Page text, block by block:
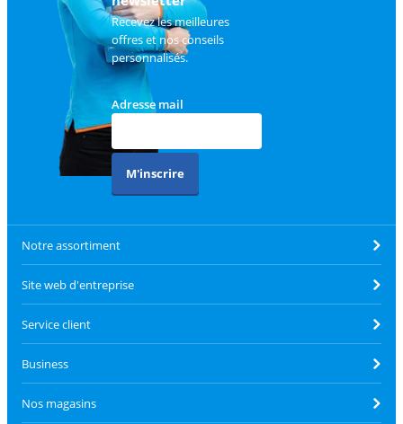
Recevez les meilleures
offres et nos conseils
personnalisés.
Adresse mail
M'inscrire
Notre assortiment
Site web d'entreprise
Service client
Business
Nos magasins